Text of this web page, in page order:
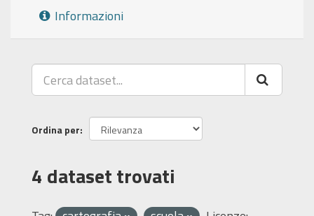
Informazioni
Ordina per
4 dataset trovati